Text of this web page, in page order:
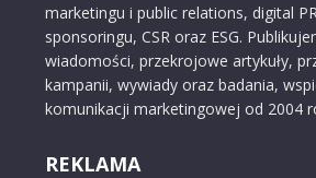
marketingu i public relations, digital
sponsoringu, CSR oraz ESG.
wiadomości, przekrojowe artykuły,
kampanii, wywiady oraz badania,
komunikacji marketingowej od 2004
REKLAMA